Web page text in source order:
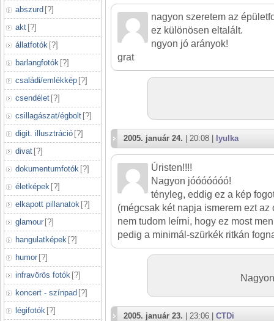
abszurd [?]
akt [?]
állatfotók [?]
barlangfotók [?]
családi/emlékkép [?]
csendélet [?]
csillagászat/égbolt [?]
digit. illusztráció [?]
divat [?]
dokumentumfotók [?]
életképek [?]
elkapott pillanatok [?]
glamour [?]
hangulatképek [?]
humor [?]
infravörös fotók [?]
koncert - színpad [?]
légifotók [?]
nagyon szeretem az
ez különösen eltalált.
ngyon jó arányok!
grat
2005. január 24. | 20:08 | lyulka
Úristen!!!!
Nagyon jóóóóóóó!
tényleg, eddig ez a kép
(mégcsak két napja ismerem ezt az
nem tudom leírni, hogy ez most
pedig a minimál-szürkék ritkán
2005. január 23. | 23:06 | CTDi